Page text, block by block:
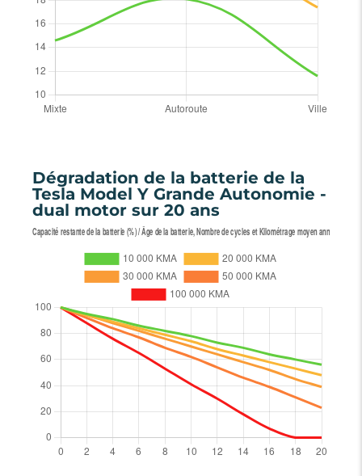
Dégradation de la batterie de la
Tesla Model Y Grande Autonomie -
dual motor sur 20 ans